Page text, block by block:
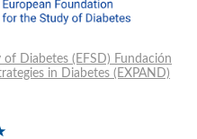
Diabetes (EFSD) Fundación
in Diabetes (EXPAND)